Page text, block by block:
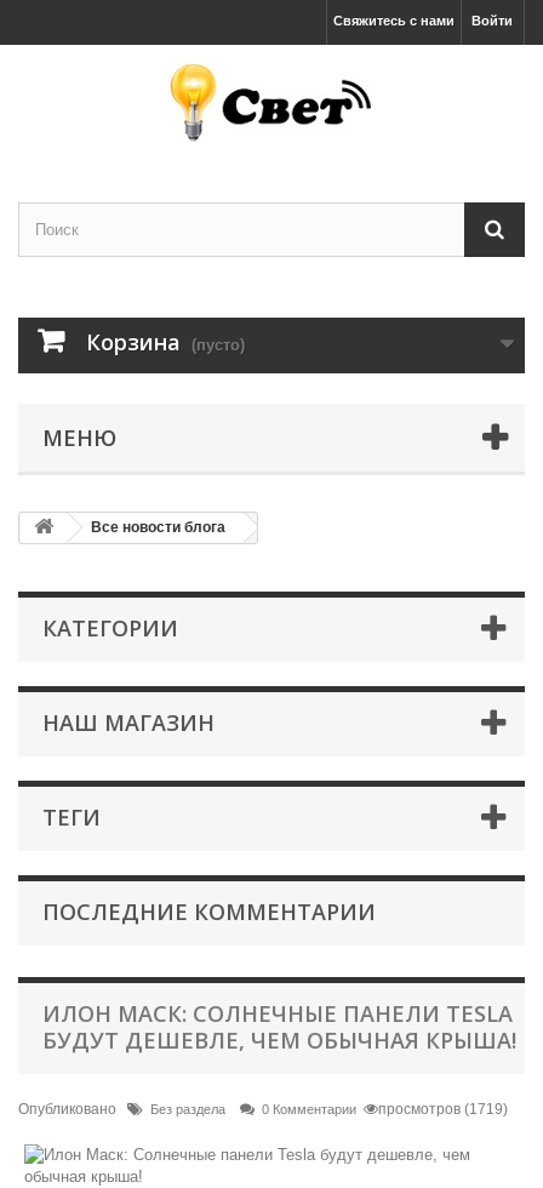
Войти
Свяжитесь с нами
Корзина (пусто)
МЕНЮ
Все новости блога
КАТЕГОРИИ
НАШ МАГАЗИН
ТЕГИ
ПОСЛЕДНИЕ КОММЕНТАРИИ
ИЛОН МАСК: СОЛНЕЧНЫЕ ПАНЕЛИ TESLA
БУДУТ ДЕШЕВЛЕ, ЧЕМ ОБЫЧНАЯ КРЫША!
Опубликовано Без раздела 0 Комментарии просмотров (1719)